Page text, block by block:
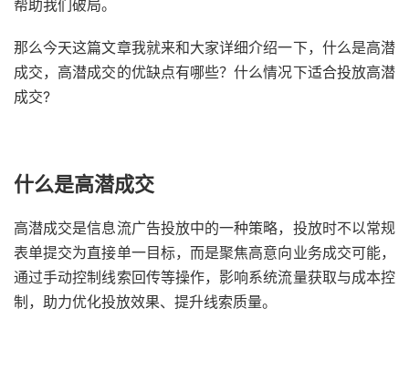
帮助我们破局。
那么今天这篇文章我就来和大家详细介绍一下，什么是高潜
成交，高潜成交的优缺点有哪些？什么情况下适合投放高潜
成交?
什么是高潜成交
高潜成交是信息流广告投放中的一种策略，投放时不以常规
表单提交为直接单一目标，而是聚焦高意向业务成交可能，
通过手动控制线索回传等操作，影响系统流量获取与成本控
制，助力优化投放效果、提升线索质量。